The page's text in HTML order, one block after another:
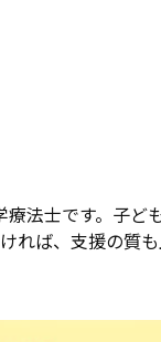
法士です。子ど
ば、支援の質も